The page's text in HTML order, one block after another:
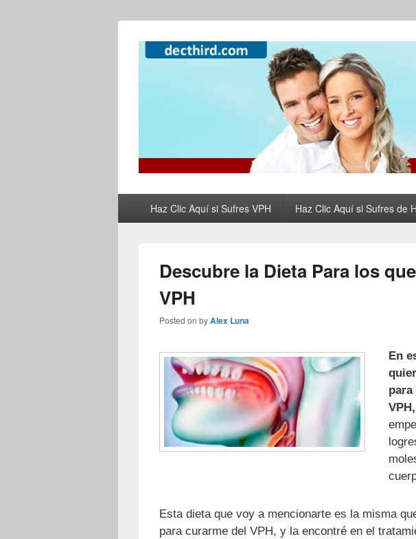
Como Curar el Virus
de Forma Natural y
Como Tratar el VPH, el Herpes y Eliminar tus Verrugas Para
Haz Clic Aquí si Sufres VPH Haz Clic Aquí si Sufres de
Descubre la Dieta Para los
VPH
Posted on byAlex Luna
En
para
VPH,
Esta dieta que voy a mencionarte es la misma
para curarme del VPH, y la encontré en el